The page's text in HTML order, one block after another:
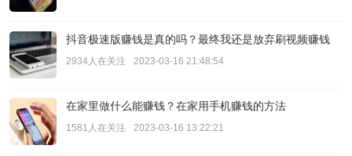
抖音极速版赚钱是真的吗？最终我还是放弃刷视频赚钱
2934人在关注 2023-03-16 21:48:54
在家里做什么能赚钱？在家用手机赚钱的方法
1581人在关注 2023-03-16 13:22:21